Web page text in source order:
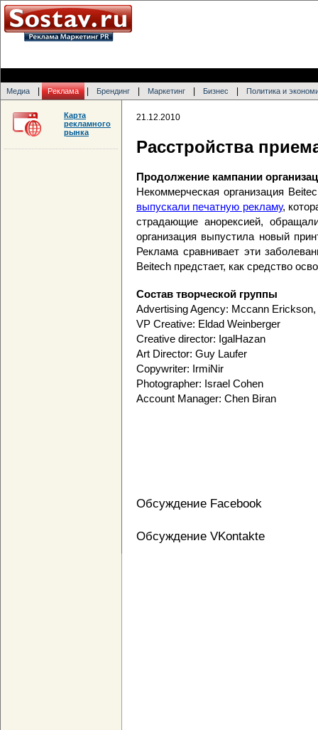
Медиа Реклама Брендинг Маркетинг Бизнес Политика и
21.12.2010
Расстройства
Продолжение кампании
Некоммерческая организация
выпускали печатную рекламу,
страдающие анорексией,
организация выпустила новый
Реклама сравнивает эти
Beitech предстает, как средство
Состав творческой группы
Advertising Agency: Mccann Erickson,
VP Creative: Eldad Weinberger
Creative director: IgalHazan
Art Director: Guy Laufer
Copywriter: IrmiNir
Photographer: Israel Cohen
Account Manager: Chen Biran
Обсуждение Facebook
Обсуждение VKontakte
Карта
рекламного
рынка